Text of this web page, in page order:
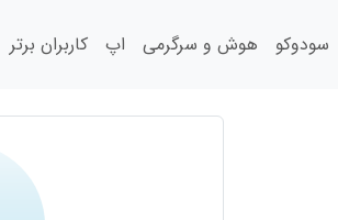
سودوکو هوش و سرگرمی اپ کاربران برتر